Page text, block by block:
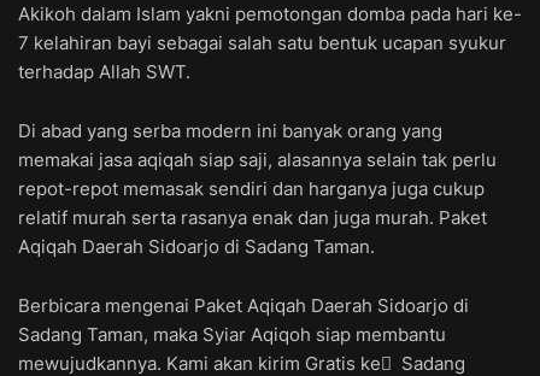
Akikoh dalam Islam yakni pemotongan domba pada hari ke-
7 kelahiran bayi sebagai salah satu bentuk ucapan syukur
terhadap Allah SWT.
Di abad yang serba modern ini banyak orang yang
memakai jasa aqiqah siap saji, alasannya selain tak perlu
repot-repot memasak sendiri dan harganya juga cukup
relatif murah serta rasanya enak dan juga murah. Paket
Aqiqah Daerah Sidoarjo di Sadang Taman.
Berbicara mengenai Paket Aqiqah Daerah Sidoarjo di
Sadang Taman, maka Syiar Aqiqoh siap membantu
mewujudkannya. Kami akan kirim Gratis ke ِ Sadang